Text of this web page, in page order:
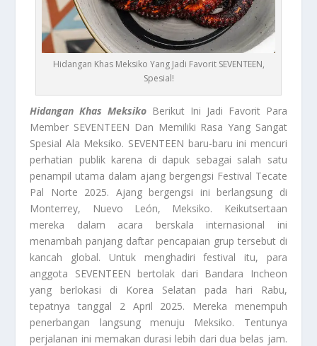
Hidangan Khas Meksiko Yang Jadi Favorit SEVENTEEN,
Spesial!
Hidangan Khas Meksiko Berikut Ini Jadi Favorit Para
Member SEVENTEEN Dan Memiliki Rasa Yang Sangat
Spesial Ala Meksiko. SEVENTEEN baru-baru ini mencuri
perhatian publik karena di dapuk sebagai salah satu
penampil utama dalam ajang bergengsi Festival Tecate
Pal Norte 2025. Ajang bergengsi ini berlangsung di
Monterrey, Nuevo León, Meksiko. Keikutsertaan
mereka dalam acara berskala internasional ini
menambah panjang daftar pencapaian grup tersebut di
kancah global. Untuk menghadiri festival itu, para
anggota SEVENTEEN bertolak dari Bandara Incheon
yang berlokasi di Korea Selatan pada hari Rabu,
tepatnya tanggal 2 April 2025. Mereka menempuh
penerbangan langsung menuju Meksiko. Tentunya
perjalanan ini memakan durasi lebih dari dua belas jam.